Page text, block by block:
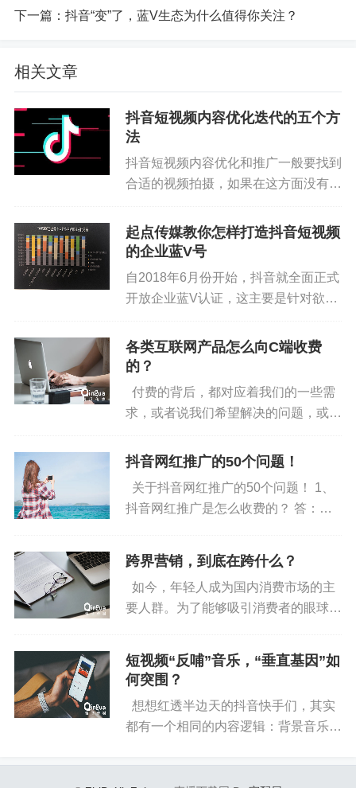
下一篇： 抖音“变”了，蓝V生态为什么值得你关注？
相关文章
抖音短视频内容优化迭代的五个方
法
抖音短视频内容优化和推广一般要找到
合适的视频拍摄，如果在这方面没有一
言的推广方式比较常见，下面起点传媒
总结了5个短视频内容迭代的方法： 1.
起点传媒教你怎样打造抖音短视频
的企业蓝V号
自2018年6月份开始，抖音就全面正式
开放企业蓝V认证，这主要是针对欲在
现变现及推广品牌而设立的，是专门针
对企业开放的功能。目前，抖音的流量
各类互联网产品怎么向C端收费
的？
付费的背后，都对应着我们的一些需
求，或者说我们希望解决的问题，或者
怎么向C端收费的？ 虽然我...
抖音网红推广的50个问题！
关于抖音网红推广的50个问题！ 1、
抖音网红推广是怎么收费的？ 答：抖
跨界营销，到底在跨什么？
如今，年轻人成为国内消费市场的主
要人群。为了能够吸引消费者的眼球，
短视频“反哺”音乐，“垂直基因”如
何突围？
想想红透半边天的抖音快手们，其实
都有一个相同的内容逻辑：背景音乐通
用。所以毫不夸张地说，音乐...